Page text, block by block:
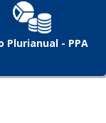
Plurianual - PPA